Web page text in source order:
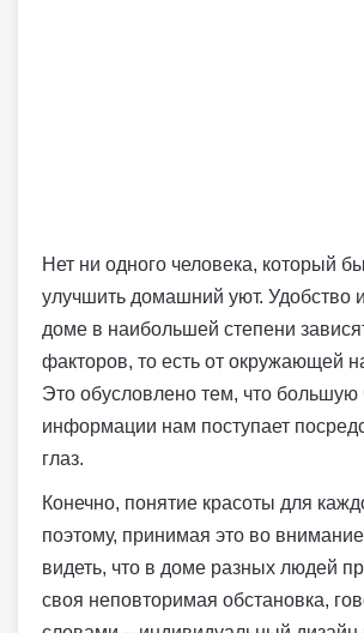
Нет ни одного человека, который
улучшить домашний уют. Удобство
доме в наибольшей степени
факторов, то есть от окружающей
Это обусловлено тем, что большую
информации нам поступает
глаз.
Конечно, понятие красоты для
поэтому, принимая это во
видеть, что в доме разных людей
своя неповторимая обстановка,